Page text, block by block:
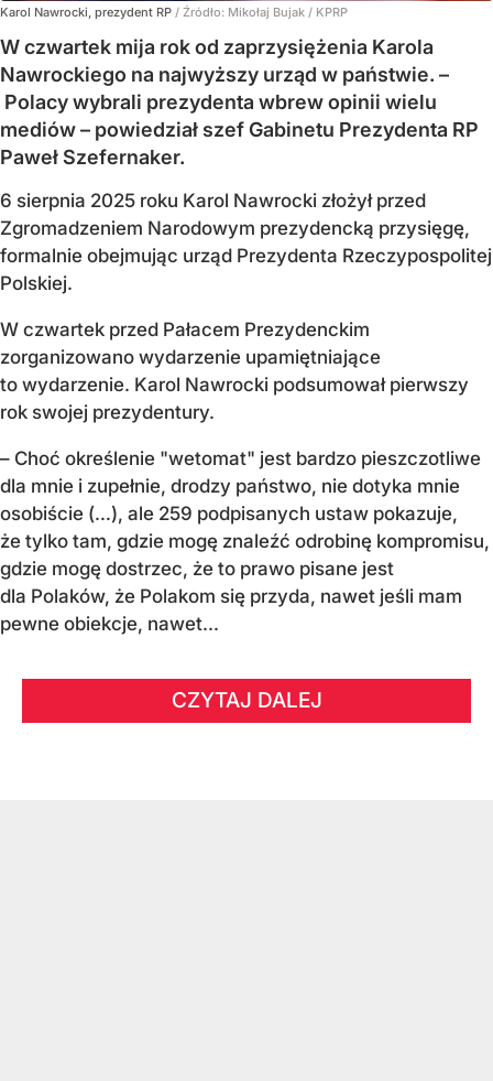
Karol Nawrocki, prezydent RP / Źródło: Mikołaj Bujak / KPRP
W czwartek mija rok od zaprzysiężenia Karola
Nawrockiego na najwyższy urząd w państwie. –
Polacy wybrali prezydenta wbrew opinii wielu
mediów – powiedział szef Gabinetu Prezydenta RP
Paweł Szefernaker.
6 sierpnia 2025 roku Karol Nawrocki złożył przed
Zgromadzeniem Narodowym prezydencką przysięgę,
formalnie obejmując urząd Prezydenta Rzeczypospolitej
Polskiej.
W czwartek przed Pałacem Prezydenckim
zorganizowano wydarzenie upamiętniające
to wydarzenie. Karol Nawrocki podsumował pierwszy
rok swojej prezydentury.
– Choć określenie "wetomat" jest bardzo pieszczotliwe
dla mnie i zupełnie, drodzy państwo, nie dotyka mnie
osobiście (…), ale 259 podpisanych ustaw pokazuje,
że tylko tam, gdzie mogę znaleźć odrobinę kompromisu,
gdzie mogę dostrzec, że to prawo pisane jest
dla Polaków, że Polakom się przyda, nawet jeśli mam
pewne obiekcje, nawet...
CZYTAJ DALEJ